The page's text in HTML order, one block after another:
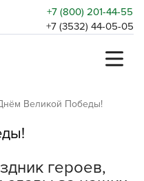
+7 (800) 201-44-55
+7 (3532) 44-05-05
Великой Победы!
героев,